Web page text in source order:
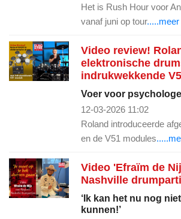
Het is Rush Hour voor
vanaf juni op tour.....meer
Video review!
elektronische
indrukwekkende
Voer voor
12-03-2026 11:02
Roland introduceerde
en de V51 modules
Video 'Efraïm de
Nashville
‘Ik kan het nu nog
kunnen!’